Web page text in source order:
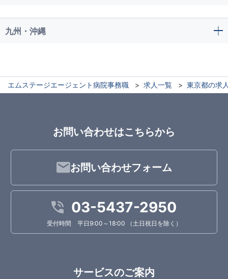
九州・沖縄
エムステージエージェント病院事務職 求人一覧 東京都の求
お問い合わせはこちらから
お問い合わせフォーム
03-5437-2950
受付時間 平日9:00～18:00 （土日祝日を除く）
サービスのご案内